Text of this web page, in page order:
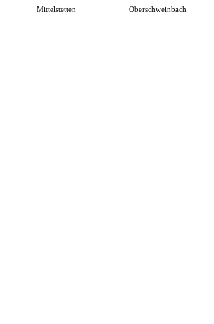
Mittelstetten Oberschweinbach